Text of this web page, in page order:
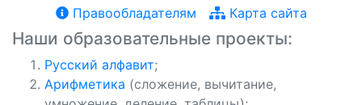
Правообладателям Карта сайта
Наши образовательные проекты:
Русский алфавит;
Арифметика (сложение, вычитание,